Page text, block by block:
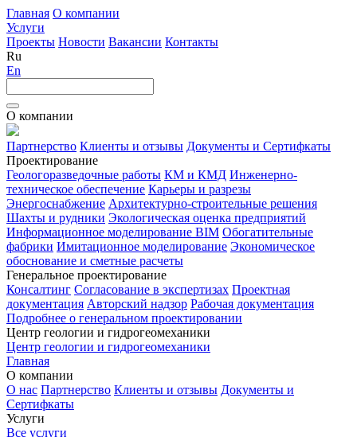
Главная О компании
Услуги
Проекты Новости Вакансии Контакты
Ru
En
О компании
Партнерство Клиенты и отзывы Документы и Сертифкаты
Проектирование
Геологоразведочные работы КМ и КМД Инженерно-
техническое обеспечение Карьеры и разрезы
Энергоснабжение Архитектурно-строительные решения
Шахты и рудники Экологическая оценка предприятий
Информационное моделирование BIM Обогатительные
фабрики Имитационное моделирование Экономическое
обоснование и сметные расчеты
Генеральное проектирование
Консалтинг Согласование в экспертизах Проектная
документация Авторский надзор Рабочая документация
Подробнее о генеральном проектировании
Центр геологии и гидрогеомеханики
Центр геологии и гидрогеомеханики
Главная
О компании
О нас Партнерство Клиенты и отзывы Документы и
Сертифкаты
Услуги
Все услуги